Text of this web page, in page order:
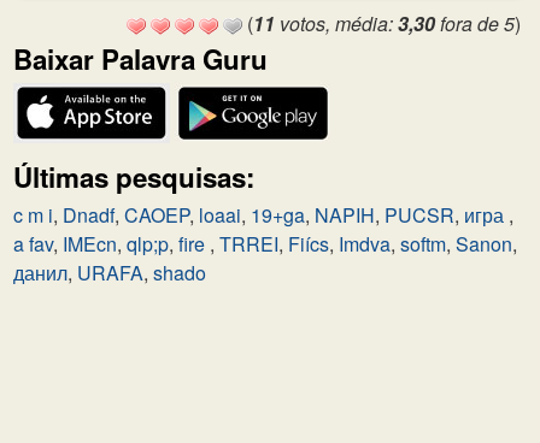
(11 votos, média:3,30fora de 5)
Baixar Palavra Guru
Últimas pesquisas:
c m i, Dnadf, CAOEP, loaai, 19+ga, NAPIH, PUCSR, игра ,
a fav, IMEcn, qlp;p, fire , TRREI, Fiícs, Imdva, softm, Sanon,
данил, URAFA, shado